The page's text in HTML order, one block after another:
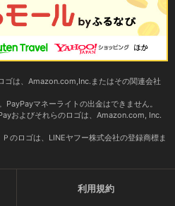
は、Amazon.com,Inc.またはその関連会社
マネーライトの出金はできません。
およびそれらのロゴは、Amazon.com, Inc.
のロゴは、LINEヤフー株式会社の登録商標ま
利用規約